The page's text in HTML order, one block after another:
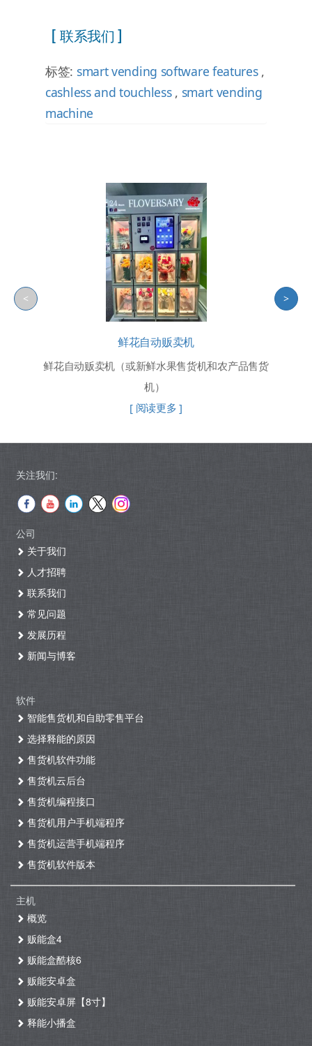
[ 联系我们 ]
标签: smart vending software features ,
cashless and touchless , smart vending
machine
鲜花自动贩卖机
鲜花自动贩卖机（或新鲜水果售货机和农产品售货
机）
[ 阅读更多 ]
< >
关注我们:
公司
关于我们
人才招聘
联系我们
常见问题
发展历程
新闻与博客
软件
智能售货机和自助零售平台
选择释能的原因
售货机软件功能
售货机云后台
售货机编程接口
售货机用户手机端程序
售货机运营手机端程序
售货机软件版本
主机
概览
贩能盒4
贩能盒酷核6
贩能安卓盒
贩能安卓屏【8寸】
释能小播盒